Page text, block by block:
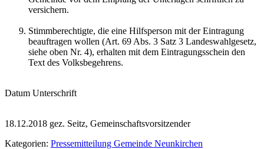
versichern.
Stimmberechtigte, die eine Hilfsperson mit der Eintragung
beauftragen wollen (Art. 69 Abs. 3 Satz 3 Landeswahlgesetz,
siehe oben Nr. 4), erhalten mit dem Eintragungsschein den
Text des Volksbegehrens.
Datum Unterschrift
18.12.2018 gez. Seitz, Gemeinschaftsvorsitzender
Kategorien: Pressemitteilung Gemeinde Neunkirchen